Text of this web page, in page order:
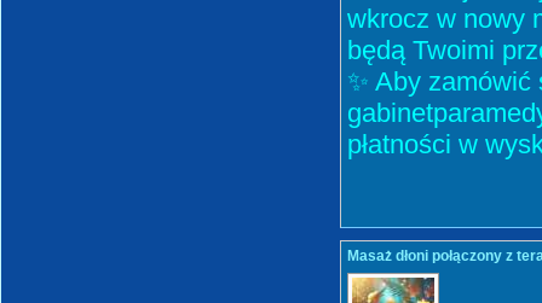
wkrocz w nowy
będą Twoimi
✨ Aby
płatności w
Masaż dłoni połączony z